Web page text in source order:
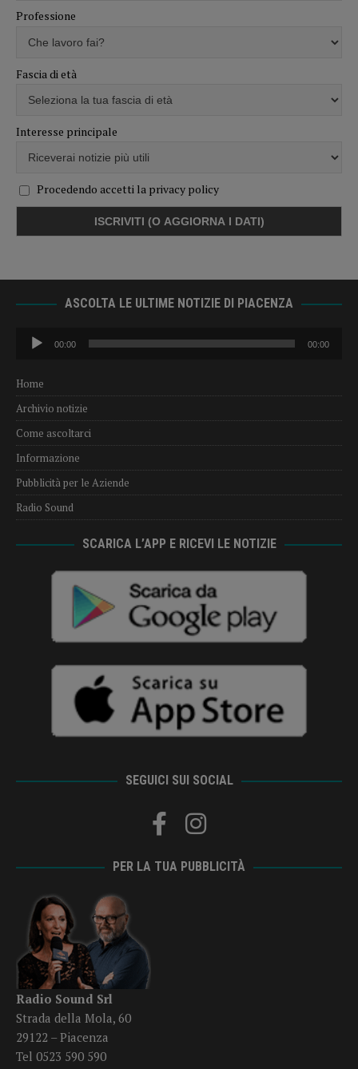
Professione
Fascia di età
Interesse principale
Procedendo accetti la privacy policy
ASCOLTA LE ULTIME NOTIZIE DI PIACENZA
Audio
Player
00:00 00:00
Home
Archivio notizie
Come ascoltarci
Informazione
Pubblicità per le Aziende
Radio Sound
SCARICA L’APP E RICEVI LE NOTIZIE
SEGUICI SUI SOCIAL
PER LA TUA PUBBLICITÀ
Radio Sound Srl
Strada della Mola, 60
29122 – Piacenza
Tel 0523 590 590